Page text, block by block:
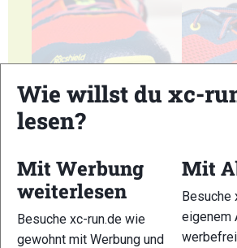
7
Wie willst du xc-
lesen?
Mit Werbung
weiterlesen
Besuche xc-run.de wie
gewohnt mit Werbung und
Mit
Besuche
eigenem